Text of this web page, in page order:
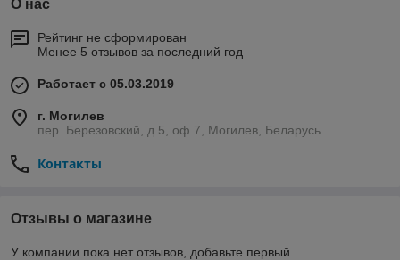
О нас
Рейтинг не сформирован
Менее 5 отзывов за последний год
Работает с 05.03.2019
г. Могилев
пер. Березовский, д.5, оф.7, Могилев, Беларусь
Контакты
Отзывы о магазине
У компании пока нет отзывов, добавьте первый